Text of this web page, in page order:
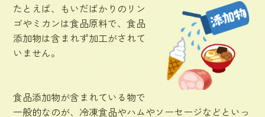
たとえば、もいだばかりのリン
ゴやミカンは食品原料で、食品
添加物は含まれず加工がされて
いません。
食品添加物が含まれている物で
一般的なのが、冷凍食品やハムやソーセージなどといっ